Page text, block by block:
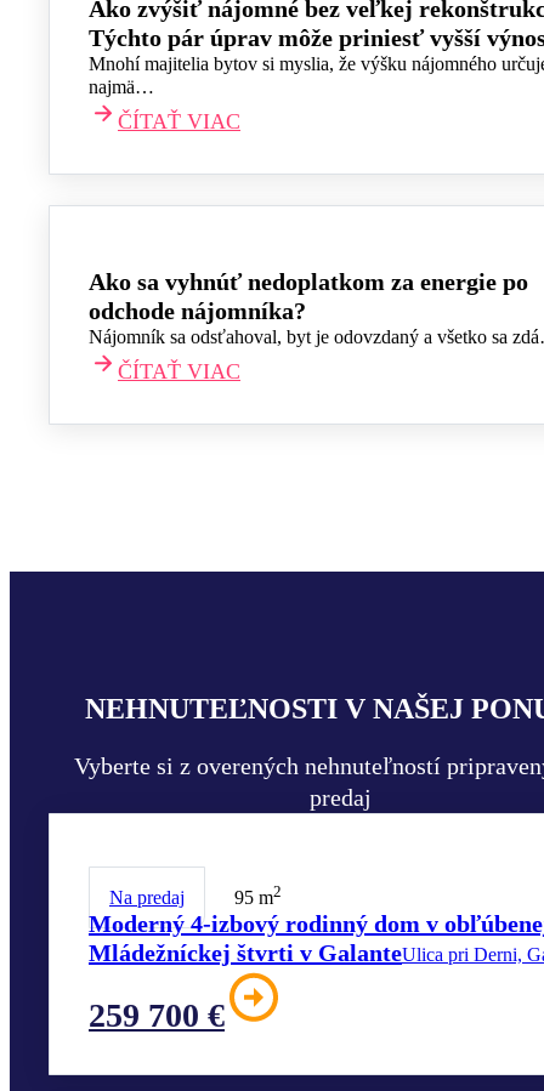
Ako zvýšiť nájomné bez veľkej
Týchto pár úprav môže priniesť vyšší
Mnohí majitelia bytov si myslia, že výšku nájomného
najmä…
ČÍTAŤ VIAC
Ako sa vyhnúť nedoplatkom za energie po
odchode nájomníka?
Nájomník sa odsťahoval, byt je odovzdaný a všetko sa
ČÍTAŤ VIAC
NEHNUTEĽNOSTI V NAŠEJ
Vyberte si z overených nehnuteľností
predaj
Na predaj 95 m2
Moderný 4-izbový rodinný dom v
Mládežníckej štvrti v GalanteUlica pri Derni,
259 700 €